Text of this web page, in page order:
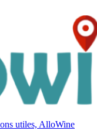
utiles, AlloWine